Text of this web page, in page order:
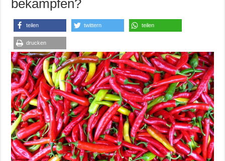
bekämpfen?
teilen twittern teilen
drucken